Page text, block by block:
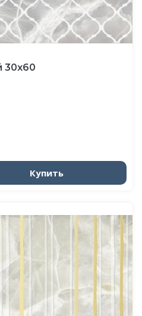
30х60
Купить